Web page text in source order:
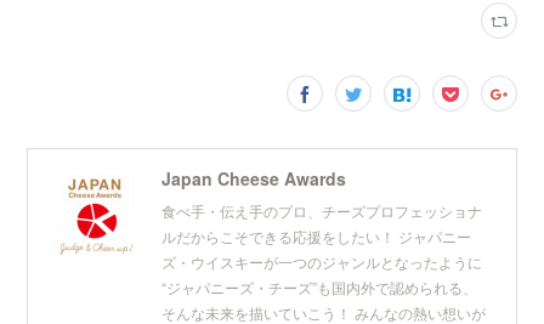
Japan Cheese Awards
食べ手・伝え手のプロ、チーズプロフェッショナ
ルだからこそできる応援をしたい！ ジャパニー
ズ・ウイスキーが一つのジャンルとなったように
“ジャパニーズ・チーズ”も国内外で認められる、
そんな未来を描いていこう！ みんなの熱い想いが